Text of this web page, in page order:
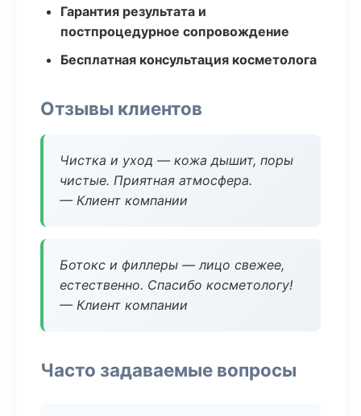
Гарантия результата и
постпроцедурное сопровождение
Бесплатная консультация косметолога
Отзывы клиентов
Чистка и уход — кожа дышит, поры
чистые. Приятная атмосфера.
— Клиент компании
Ботокс и филлеры — лицо свежее,
естественно. Спасибо косметологу!
— Клиент компании
Часто задаваемые вопросы